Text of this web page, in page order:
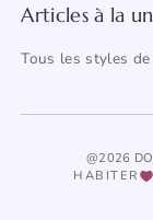
Articles à la
Tous les styles
@2026
HABITER